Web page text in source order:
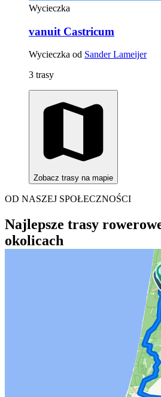
Wycieczka
vanuit Castricum
Wycieczka od Sander Lameijer
3 trasy
Zobacz trasy na mapie
OD NASZEJ SPOŁECZNOŚCI
Najlepsze trasy
okolicach